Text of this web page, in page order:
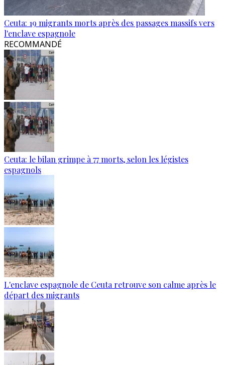
Ceuta: 19 migrants morts après des passages massifs vers
l'enclave espagnole
RECOMMANDÉ
Ceuta: le bilan grimpe à 77 morts, selon les légistes
espagnols
L'enclave espagnole de Ceuta retrouve son calme après le
départ des migrants